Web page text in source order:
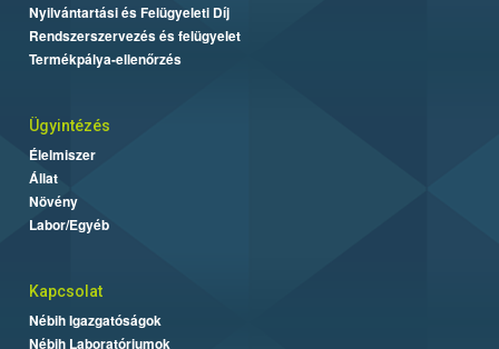
Nyilvántartási és Felügyeleti Díj
Rendszerszervezés és felügyelet
Termékpálya-ellenőrzés
Ügyintézés
Élelmiszer
Állat
Növény
Labor/Egyéb
Kapcsolat
Nébih Igazgatóságok
Nébih Laboratóriumok